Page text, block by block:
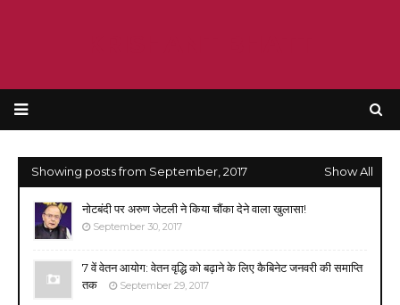
Showing posts from September, 2017 Show All
नोटबंदी पर अरुण जेटली ने किया चौंका देने वाला खुलासा!
September 30, 2017
7 वें वेतन आयोग: वेतन वृद्धि को बढ़ाने के लिए कैबिनेट जनवरी की समाप्ति
तक
September 29, 2017